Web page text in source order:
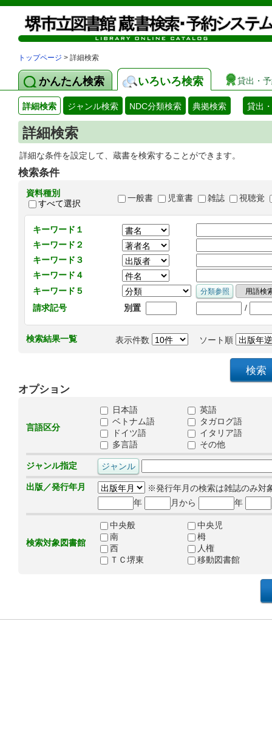
トップページ > 詳細検索
かんたん検索 いろいろ検索 貸出・
詳細検索 ジャンル検索 NDC分類検索 典拠検索 貸出
詳細検索
詳細な条件を設定して、蔵書を検索することができます。
検索条件
資料種別
すべて選択
一般書 児童書 雑誌 視聴覚
キーワード１
キーワード２
キーワード３
キーワード４
キーワード５
請求記号
別置 /
検索結果一覧 表示件数 ソート順
オプション
言語区分
日本語
英語
ベトナム語
タガログ語
ドイツ語
イタリア語
多言語
その他
ジャンル指定
出版／発行年月
※発行年月の検索は雑誌のみ対
年
月から 年
検索対象図書館
中央般
中央児
南
栂
西
人権
ＴＣ堺東
移動図書館